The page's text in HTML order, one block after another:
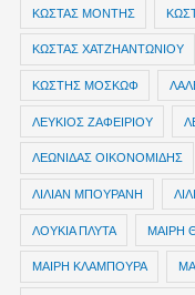
ΚΩΣΤΑΣ ΜΟΝΤΗΣ
ΚΩΣΤΑΣ ΧΑΤΖΗΑΝΤΩΝΙΟΥ
ΚΩΣΤΗΣ ΜΟΣΚΩΦ
ΛΕΥΚΙΟΣ ΖΑΦΕΙΡΙΟΥ
ΛΕΩΝΙΔΑΣ ΟΙΚΟΝΟΜΙΔΗΣ
ΛΙΛΙΑΝ ΜΠΟΥΡΑΝΗ
ΛΟΥΚΙΑ ΠΛΥΤΑ ΜΑΙΡΗ
ΜΑΙΡΗ ΚΛΑΜΠΟΥΡΑ